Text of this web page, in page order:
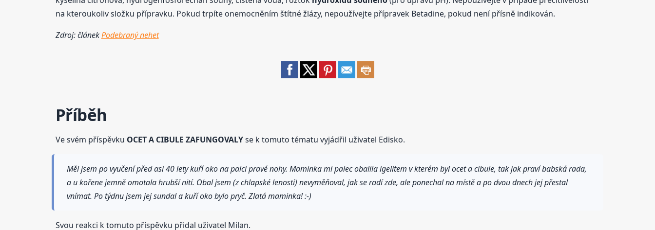
na kteroukoliv složku přípravku. Pokud trpíte onemocněním štítné žlázy, nepoužívejte přípravek Betadine, pokud není přísně indikován.
Zdroj: článekPodebraný nehet
Příběh
Ve svém příspěvku OCET A CIBULE ZAFUNGOVALYse k tomuto tématu vyjádřil uživatel Edisko.
Měl jsem po vyučení před asi 40 lety kuří oko na palci pravé nohy. Maminka mi palec obalila igelitem v kterém byl ocet a cibule, tak jak praví babská rada,
a u kořene jemně omotala hrubší nití. Obal jsem (z chlapské lenosti) nevyměňoval, jak se radí zde, ale ponechal na místě a po dvou dnech jej přestal
vnímat. Po týdnu jsem jej sundal a kuří oko bylo pryč. Zlatá maminka! :-)
Svou reakci k tomuto příspěvku přidal uživatel Milan.